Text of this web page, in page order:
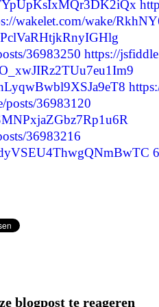
wakelet.com/wake/
36983250 https://
posts/36983120
36983216
blogpost te reageren